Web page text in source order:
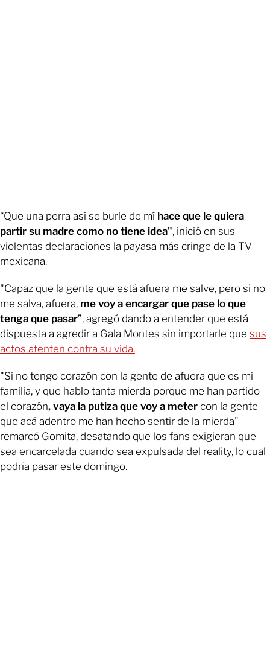
“Que una perra así se burle de mí hace que le quiera
partir su madre como no tiene idea", inició en sus
violentas declaraciones la payasa más cringe de la TV
mexicana.
"Capaz que la gente que está afuera me salve, pero si no
me salva, afuera, me voy a encargar que pase lo que
tenga que pasar”, agregó dando a entender que está
dispuesta a agredir a Gala Montes sin importarle que sus
actos atenten contra su vida.
"Si no tengo corazón con la gente de afuera que es mi
familia, y que hablo tanta mierda porque me han partido
el corazón, vaya la putiza que voy a meter con la gente
que acá adentro me han hecho sentir de la mierda”
remarcó Gomita, desatando que los fans exigieran que
sea encarcelada cuando sea expulsada del reality, lo cual
podría pasar este domingo.